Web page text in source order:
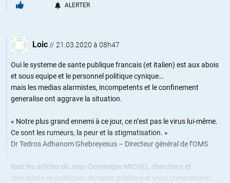
ALERTER
Loic // 21.03.2020 à 08h47
Oui le systeme de sante publique francais (et italien) est aux abois
et sous equipe et le personnel politique cynique…
mais les medias alarmistes, incompetents et le confinement
generalise ont aggrave la situation.
« Notre plus grand ennemi à ce jour, ce n’est pas le virus lui-même.
Ce sont les rumeurs, la peur et la stigmatisation. »
Dr Tedros Adhanom Ghebreyesus – Directeur général de l’OMS
lisez les articles de Jean-Dominique MICHEL chercheur et
specialiste en politiques de sante publique et vous comprendrez